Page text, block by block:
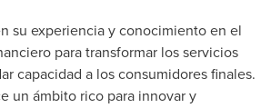
su experiencia y conocimiento en el
para transformar los servicios
capacidad a los consumidores finales.
un ámbito rico para innovar y